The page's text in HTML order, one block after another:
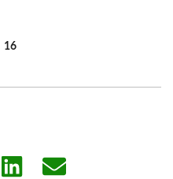
16
Share
Share